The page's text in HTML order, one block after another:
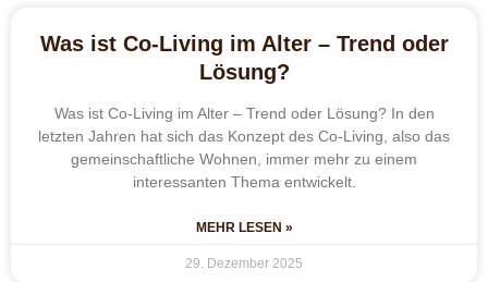
Was ist Co-Living im Alter – Trend oder
Lösung?
Was ist Co-Living im Alter – Trend oder Lösung? In den
letzten Jahren hat sich das Konzept des Co-Living, also das
gemeinschaftliche Wohnen, immer mehr zu einem
interessanten Thema entwickelt.
MEHR LESEN »
29. Dezember 2025